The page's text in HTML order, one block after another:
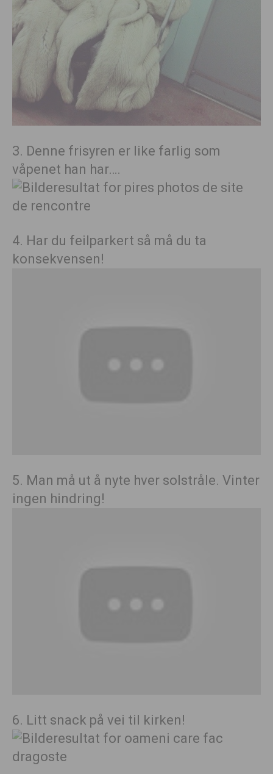
3. Denne frisyren er like farlig som
våpenet han har….
4. Har du feilparkert så må du ta
konsekvensen!
5. Man må ut å nyte hver solstråle. Vinter
ingen hindring!
6. Litt snack på vei til kirken!